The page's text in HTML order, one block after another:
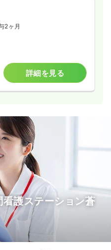
2ヶ月
詳細を見る
護ステーション蒼